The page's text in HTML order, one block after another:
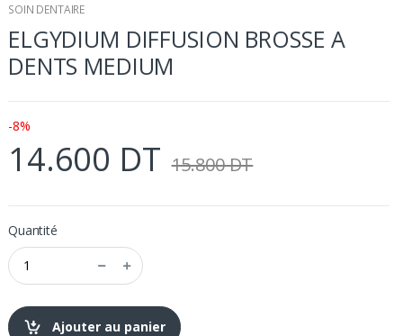
SOIN DENTAIRE
ELGYDIUM DIFFUSION BROSSE A
DENTS MEDIUM
-8%
14.600 DT 15.800 DT
Quantité
Ajouter au panier